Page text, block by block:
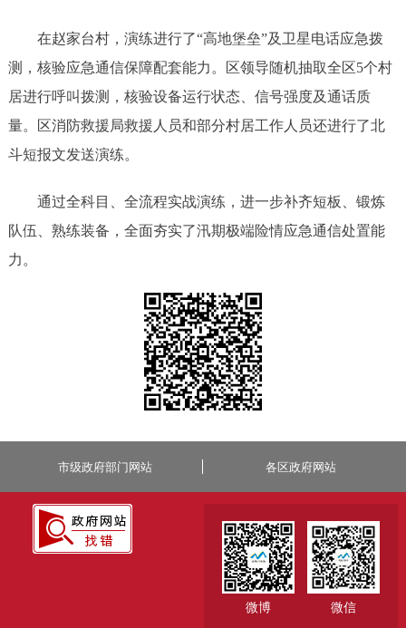
在赵家台村，演练进行了“高地堡垒”及卫星电话应急拨
测，核验应急通信保障配套能力。区领导随机抽取全区5个村
居进行呼叫拨测，核验设备运行状态、信号强度及通话质
量。区消防救援局救援人员和部分村居工作人员还进行了北
斗短报文发送演练。
通过全科目、全流程实战演练，进一步补齐短板、锻炼
队伍、熟练装备，全面夯实了汛期极端险情应急通信处置能
力。
市级政府部门网站 各区政府网站
微博 微信